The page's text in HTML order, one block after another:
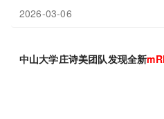
2026-03-06
中山大学庄诗美团队发现全新